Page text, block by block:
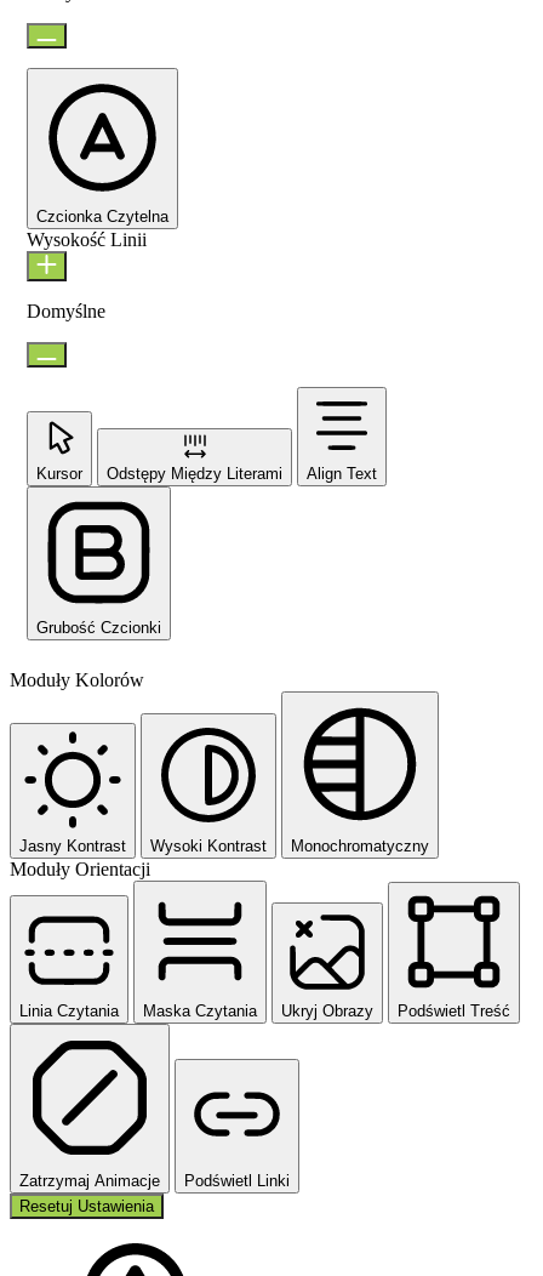
Czcionka Czytelna
Wysokość Linii
Domyślne
Kursor Odstępy Między Literami Align Text
Grubość Czcionki
Moduły Kolorów
Jasny Kontrast Wysoki Kontrast Monochromatyczny
Moduły Orientacji
Linia Czytania Maska Czytania Ukryj Obrazy Podświetl Treść
Zatrzymaj Animacje
Podświetl Linki
Resetuj Ustawienia